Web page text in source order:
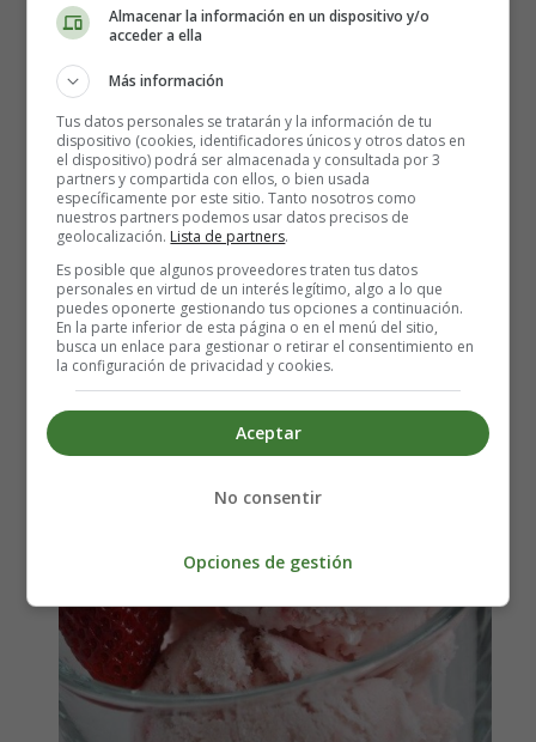
1/2 taza de crema de coco
Jugo de 1/2 naranja grande
3 dátiles medjool, sin hueso
1 cucharada de extracto de vainilla
2 tazas de fresas congeladas
1 taza de cubitos de hielo
Elaboración del helado de fresa:
Almacenar la información en un dispositivo y/o
acceder a ella
Más información
Tus datos personales se tratarán y la información de tu
dispositivo (cookies, identificadores únicos y otros datos en
el dispositivo) podrá ser almacenada y consultada por 3
partners y compartida con ellos, o bien usada
específicamente por este sitio. Tanto nosotros como
nuestros partners podemos usar datos precisos de
geolocalización. Lista de partners.
Es posible que algunos proveedores traten tus datos
personales en virtud de un interés legítimo, algo a lo que
puedes oponerte gestionando tus opciones a continuación.
En la parte inferior de esta página o en el menú del sitio,
busca un enlace para gestionar o retirar el consentimiento en
la configuración de privacidad y cookies.
Aceptar
No consentir
Opciones de gestión